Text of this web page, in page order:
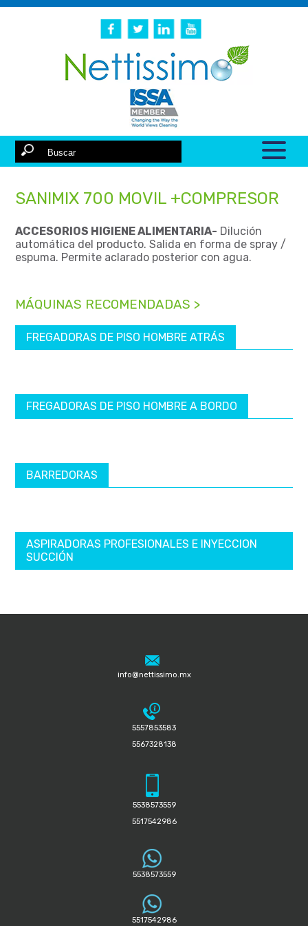
SANIMIX 700 MOVIL +COMPRESOR
ACCESORIOS HIGIENE ALIMENTARIA- Dilución
automática del producto. Salida en forma de spray /
espuma. Permite aclarado posterior con agua.
MÁQUINAS RECOMENDADAS >
FREGADORAS DE PISO HOMBRE ATRÁS
FREGADORAS DE PISO HOMBRE A BORDO
BARREDORAS
ASPIRADORAS PROFESIONALES E INYECCION
SUCCIÓN
info@nettissimo.mx
5557853583
5567328138
5538573559
5517542986
5538573559
5517542986